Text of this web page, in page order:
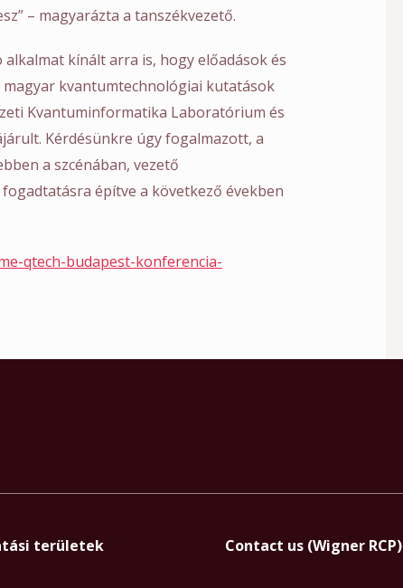
– magyarázta a tanszékvezető.
kínált arra is, hogy előadások és
kvantumtechnológiai kutatások
Kvantuminformatika Laboratórium és
Kérdésünkre úgy fogalmazott, a
a szcénában, vezető
építve a következő években
qtech-budapest-konferencia-
területek Contact us (Wigner RCP)